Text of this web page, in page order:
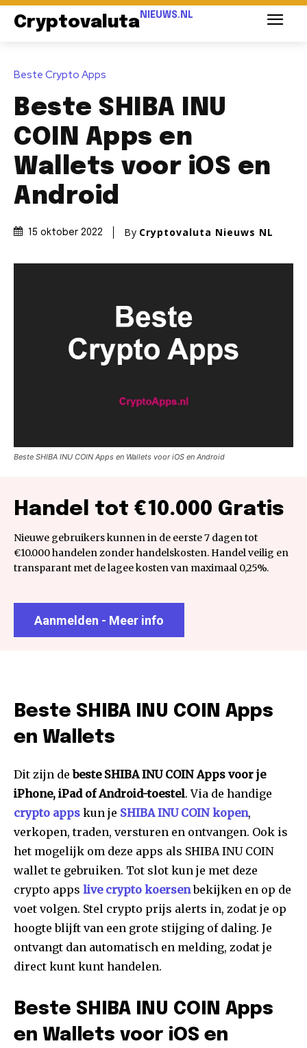
Cryptovaluta NIEUWS.NL
Beste Crypto Apps
Beste SHIBA INU
COIN Apps en
Wallets voor iOS en
Android
15 oktober 2022 By Cryptovaluta Nieuws NL
Beste SHIBA INU COIN Apps en Wallets voor iOS en Android
Handel tot €10.000 Gratis
Nieuwe gebruikers kunnen in de eerste 7 dagen tot
€10.000 handelen zonder handelskosten. Handel veilig en
transparant met de lagee kosten van maximaal 0,25%.
Aanmelden - Meer info
Beste SHIBA INU COIN Apps
en Wallets
Dit zijn debeste SHIBA INU COIN Apps voor je
iPhone, iPad of Android-toestel. Via de handige
crypto apps kun je SHIBA INU COIN kopen,
verkopen, traden, versturen en ontvangen. Ook is
het mogelijk om deze apps als SHIBA INU COIN
wallet te gebruiken. Tot slot kun je met deze
crypto apps live crypto koersenbekijken en op de
voet volgen. Stel crypto prijs alerts in, zodat je op
hoogte blijft van een grote stijging of daling. Je
ontvangt dan automatisch en melding, zodat je
direct kunt kunt handelen.
Beste SHIBA INU COIN Apps
en Wallets voor iOS en